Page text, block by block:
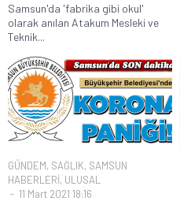
Samsun'da 'fabrika gibi okul'
olarak anılan Atakum Mesleki ve
Teknik...
GÜNDEM, SAĞLIK, SAMSUN
HABERLERİ, ULUSAL
11 Mart 2021 18:16